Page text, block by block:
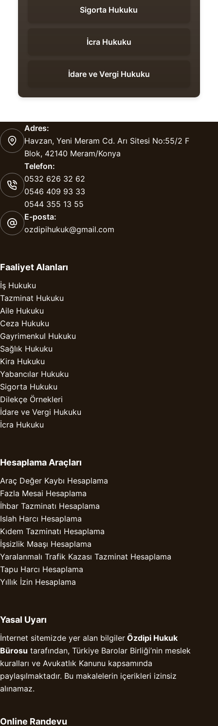
Sigorta Hukuku
İcra Hukuku
İdare ve Vergi Hukuku
Adres:
Havzan, Yeni Meram Cd. Arı Sitesi No:55/2 F
Blok, 42140 Meram/Konya
Telefon:
0532 626 32 62
0546 409 93 33
0544 355 13 55
E-posta:
ozdipihukuk@gmail.com
Faaliyet Alanları
İş Hukuku
Tazminat Hukuku
Aile Hukuku
Ceza Hukuku
Gayrimenkul Hukuku
Sağlık Hukuku
Kira Hukuku
Yabancılar Hukuku
Sigorta Hukuku
Dilekçe Örnekleri
İdare ve Vergi Hukuku
İcra Hukuku
Hesaplama Araçları
Araç Değer Kaybı Hesaplama
Fazla Mesai Hesaplama
İhbar Tazminatı Hesaplama
Islah Harcı Hesaplama
Kıdem Tazminatı Hesaplama
İşsizlik Maaşı Hesaplama
Yaralanmalı Trafik Kazası Tazminat Hesaplama
Tapu Harcı Hesaplama
Yıllık İzin Hesaplama
Yasal Uyarı
İnternet sitemizde yer alan bilgiler Özdipi Hukuk
Bürosu tarafından, Türkiye Barolar Birliği’nin meslek
kuralları ve Avukatlık Kanunu kapsamında
paylaşılmaktadır. Bu makalelerin içerikleri izinsiz
alınamaz.
Online Randevu